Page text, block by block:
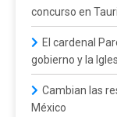
concurso en
El cardenal
gobierno y la
Cambian las
México